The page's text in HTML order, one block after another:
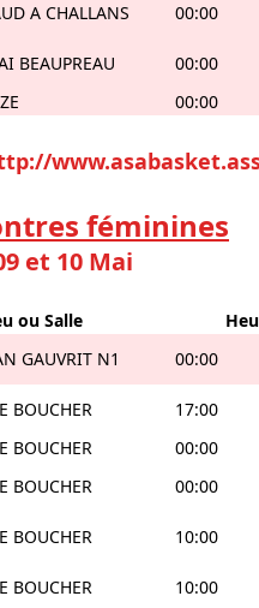
A CHALLANS 00:00
BEAUPREAU 00:00
00:00
féminines
et 10 Mai
ou Salle
GAUVRIT N1 00:00
BOUCHER 17:00
BOUCHER 00:00
BOUCHER 00:00
BOUCHER 10:00
BOUCHER 10:00